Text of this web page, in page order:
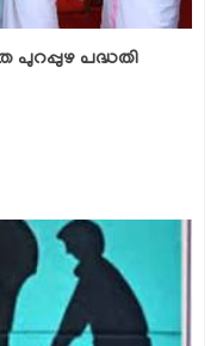
പുറപ്പുഴ പദ്ധതി